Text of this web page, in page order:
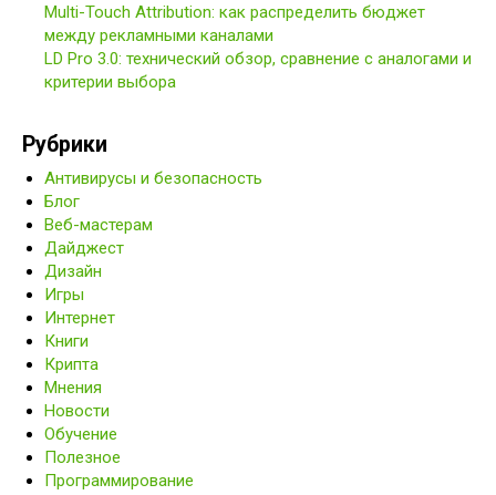
Multi-Touch Attribution: как распределить бюджет
между рекламными каналами
LD Pro 3.0: технический обзор, сравнение с аналогами и
критерии выбора
Рубрики
Антивирусы и безопасность
Блог
Веб-мастерам
Дайджест
Дизайн
Игры
Интернет
Книги
Крипта
Мнения
Новости
Обучение
Полезное
Программирование